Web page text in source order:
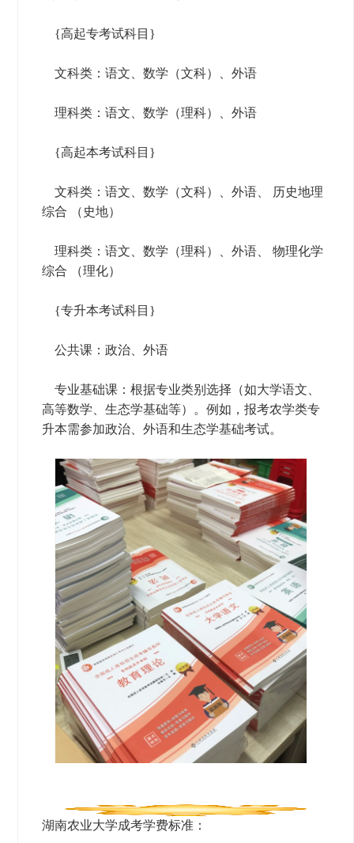
{高起专考试科目}
文科类‌：语文、数学（文科）、外语
理科类‌：语文、数学（理科）、外语
{高起本考试科目}
文科类‌：语文、数学（文科）、外语、 历史地理
综合 （史地）
理科类‌：语文、数学（理科）、外语、 物理化学
综合 （理化）
{专升本考试科目}
公共课‌：政治、外语
专业基础课‌：根据专业类别选择（如大学语文、
高等数学、生态学基础等）。例如，报考农学类专
升本需参加政治、外语和生态学基础考试。
湖南农业大学成考学费标准：